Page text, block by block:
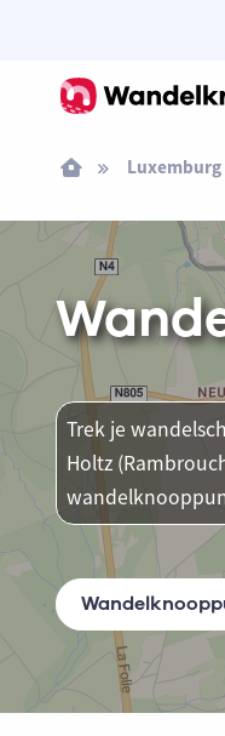
Luxemburg
Trek je
Holtz